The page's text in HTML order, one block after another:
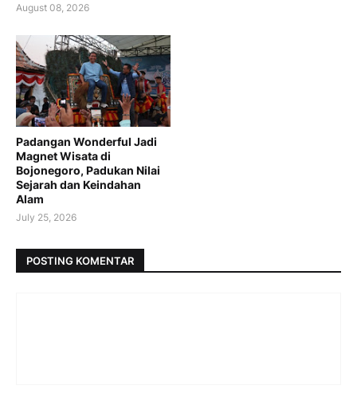
August 08, 2026
Padangan Wonderful Jadi
Magnet Wisata di
Bojonegoro, Padukan Nilai
Sejarah dan Keindahan
Alam
July 25, 2026
POSTING KOMENTAR